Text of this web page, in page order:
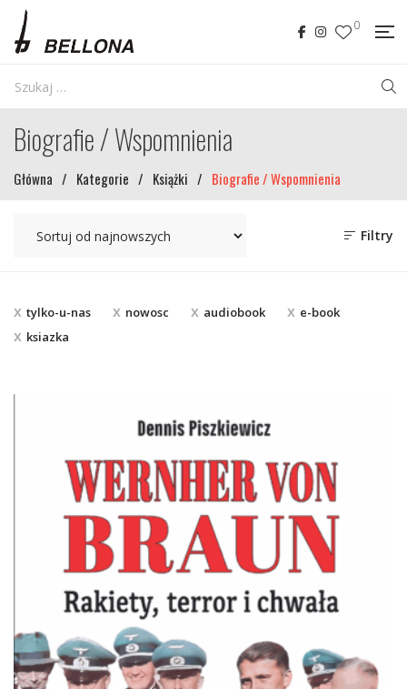
0
Biografie / Wspomnienia
Główna / Kategorie / Książki / Biografie / Wspomnienia
Filtry
tylko-u-nas nowosc audiobook
e-book
ksiazka